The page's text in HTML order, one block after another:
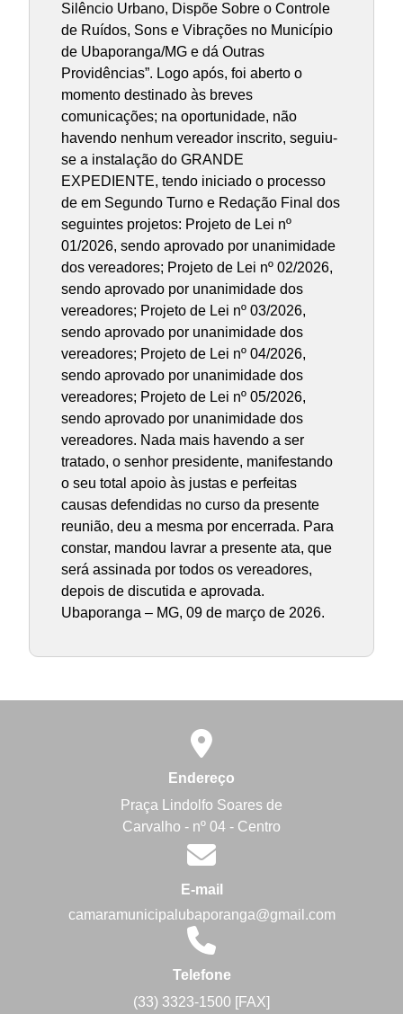
Silêncio Urbano, Dispõe Sobre o Controle
de Ruídos, Sons e Vibrações no Município
de Ubaporanga/MG e dá Outras
Providências”. Logo após, foi aberto o
momento destinado às breves
comunicações; na oportunidade, não
havendo nenhum vereador inscrito, seguiu-
se a instalação do GRANDE
EXPEDIENTE, tendo iniciado o processo
de em Segundo Turno e Redação Final dos
seguintes projetos: Projeto de Lei nº
01/2026, sendo aprovado por unanimidade
dos vereadores; Projeto de Lei nº 02/2026,
sendo aprovado por unanimidade dos
vereadores; Projeto de Lei nº 03/2026,
sendo aprovado por unanimidade dos
vereadores; Projeto de Lei nº 04/2026,
sendo aprovado por unanimidade dos
vereadores; Projeto de Lei nº 05/2026,
sendo aprovado por unanimidade dos
vereadores. Nada mais havendo a ser
tratado, o senhor presidente, manifestando
o seu total apoio às justas e perfeitas
causas defendidas no curso da presente
reunião, deu a mesma por encerrada. Para
constar, mandou lavrar a presente ata, que
será assinada por todos os vereadores,
depois de discutida e aprovada.
Ubaporanga – MG, 09 de março de 2026.
Endereço
Praça Lindolfo Soares de
Carvalho - nº 04 - Centro
E-mail
camaramunicipalubaporanga@gmail.com
Telefone
(33) 3323-1500 [FAX]